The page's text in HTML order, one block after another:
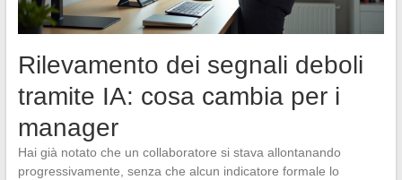
Rilevamento dei segnali deboli
tramite IA: cosa cambia per i
manager
Hai già notato che un collaboratore si stava allontanando
progressivamente, senza che alcun indicatore formale lo